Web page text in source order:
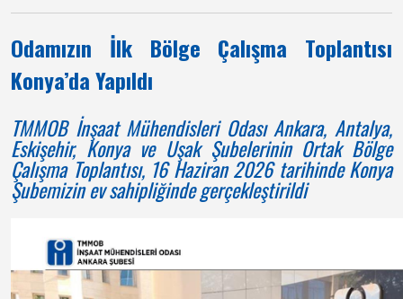
Odamızın İlk Bölge Çalışma Toplantısı
Konya’da Yapıldı
TMMOB İnşaat Mühendisleri Odası Ankara, Antalya,
Eskişehir, Konya ve Uşak Şubelerinin Ortak Bölge
Çalışma Toplantısı, 16 Haziran 2026 tarihinde Konya
Şubemizin ev sahipliğinde gerçekleştirildi